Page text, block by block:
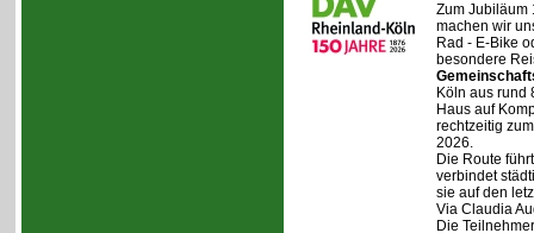
Zum Jubiläum
machen wir
Rad - E-Bike
besondere
Köln aus rund
Haus auf
rechtzeitig
2026.
Die Route
verbindet
sie auf den
Via Claudia
Die